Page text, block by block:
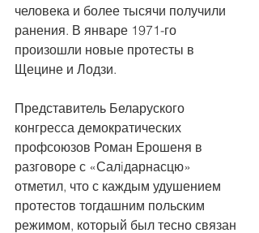
человека и более тысячи получили
ранения. В январе 1971-го
произошли новые протесты в
Щецине и Лодзи.
Представитель Беларуского
конгресса демократических
профсоюзов Роман Ерошеня в
разговоре с «Салiдарнасцю»
отметил, что с каждым удушением
протестов тогдашним польским
режимом, который был тесно связан